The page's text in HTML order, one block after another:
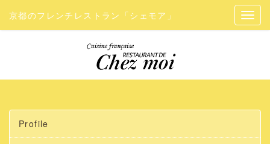
京都のフレンチレストラン「シェモア」
Profile